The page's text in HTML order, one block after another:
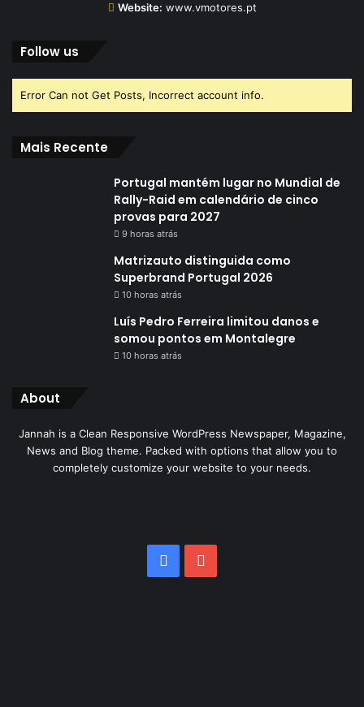
Website: www.vmotores.pt
Follow us
Error Can not Get Posts, Incorrect account info.
Mais Recente
Portugal mantém lugar no Mundial de
Rally-Raid em calendário de cinco
provas para 2027
9 horas atrás
Matrizauto distinguida como
Superbrand Portugal 2026
10 horas atrás
Luís Pedro Ferreira limitou danos e
somou pontos em Montalegre
10 horas atrás
About
Jannah is a Clean Responsive WordPress Newspaper, Magazine,
News and Blog theme. Packed with options that allow you to
completely customize your website to your needs.
Facebook